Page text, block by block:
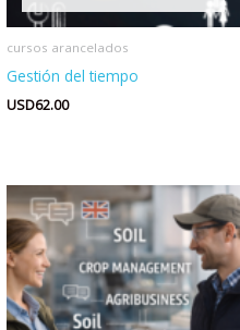
cursos arancelados
Gestión del tiempo
USD62.00